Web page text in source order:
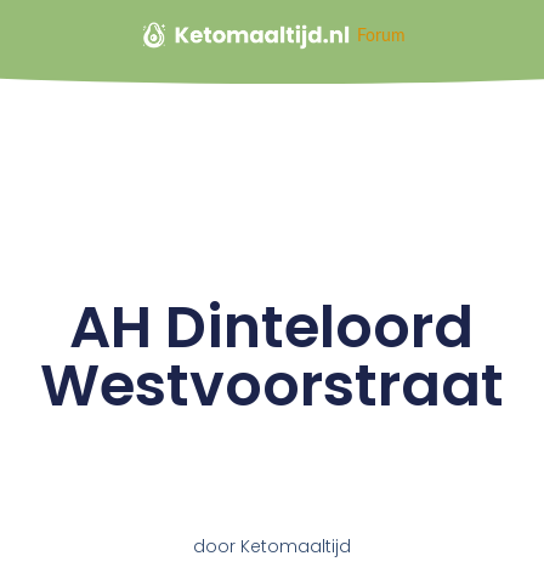
Forum
AH Dinteloord
Westvoorstraat
doorKetomaaltijd